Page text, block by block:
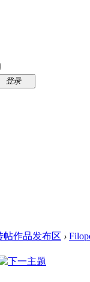
登录
作品发布区 ›